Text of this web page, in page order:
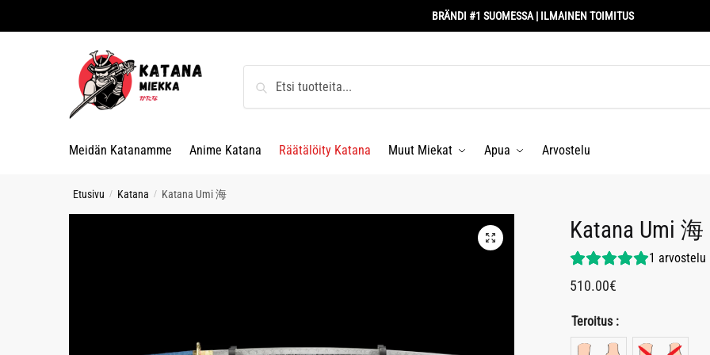
to
to
BRÄNDI #1 SUOMESSA | ILMAINEN TOIMITUS
Meidän Katanamme Anime Katana Räätälöity Katana Muut Miekat Apua Arvostelu
Etusivu / Katana / Katana Umi 海
Katana Umi 海
1 arvostelu
510.00€
Teroitus :